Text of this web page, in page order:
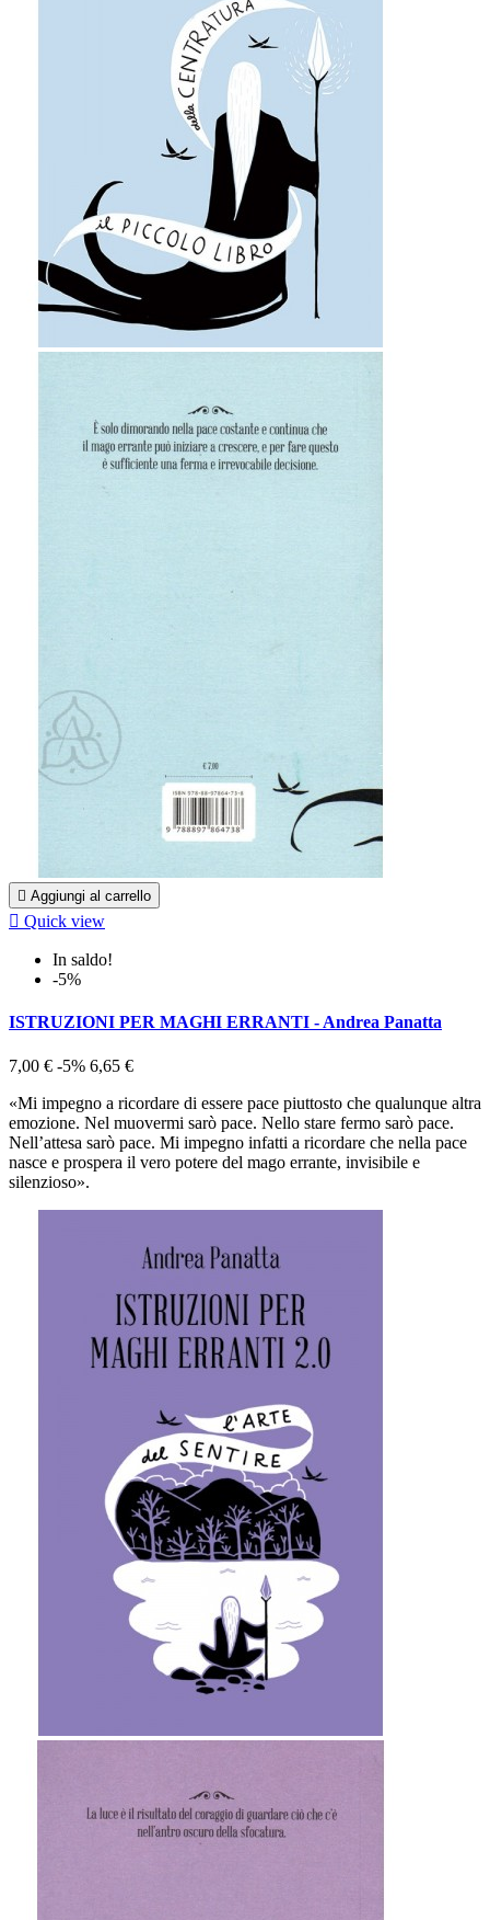
 Aggiungi al carrello
 Quick view
In saldo!
-5%
ISTRUZIONI PER MAGHI ERRANTI - Andrea Panatta
7,00 € -5% 6,65 €
«Mi impegno a ricordare di essere pace piuttosto che qualunque altra
emozione. Nel muovermi sarò pace. Nello stare fermo sarò pace.
Nell’attesa sarò pace. Mi impegno infatti a ricordare che nel­la pace
nasce e prospera il vero potere del mago errante, invisibile e
silenzioso».